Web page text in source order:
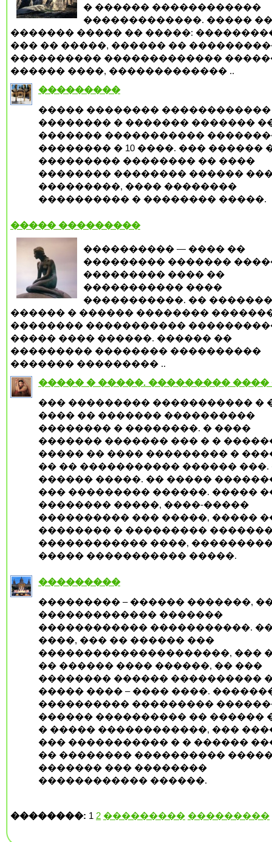
� ������ ������������
�������������. �����
������� ����� �� �����:
��� �� �����, ������ ��
���������� �������������
������ ����, ������������� ..
���������
����� �������� ������������
�������� � ������� �������
������� �����������
�������� � 10 ����. ��� ������
��������� �������� �� ����
�������� �������� ������
���������, ���� ��������
���������� � �������� �����.
����� ���������
���������� — ���� ��
��������� �������
��������� ���� ��
����������� ����
�����������. ��
������ � ������ ��������
�������� �����������
����� ���� ������. ������ ��
��������� �������� ����������
������� ��������� ..
����� � �����. ��������� ����
��� ��������� ����������� �
���� �� ������� ����������
�������� � ��������. � ����
������� ������� ��� � �
����� �� ���� ��������� �
�� �� ����������� ������ ���.
������ �����. �� �����
��� ��������� ������. �����
�������� �����, ����-�����
���������� ��� �����, �����
�������� � ���������
������������ ����,
����� ����������� �����.
���������
��������� – ������ �������,
������������� �������
������������ �����������.
����, ��� �� ������ ���
���������������������, ���
�� ������ ���� ������, �� ���
�������� ������ ����������
����� ���� – ���� ����.
���������� ���������
������ ���������� �� ������
� ����� ������������, ���
��� ����������� � � ������
�� �������� ����������
������� ��� ��������
������������ ������.
��������: 1 2 ��������� ���������